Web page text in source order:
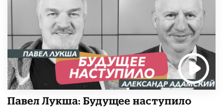
Павел Лукша: Будущее наступило